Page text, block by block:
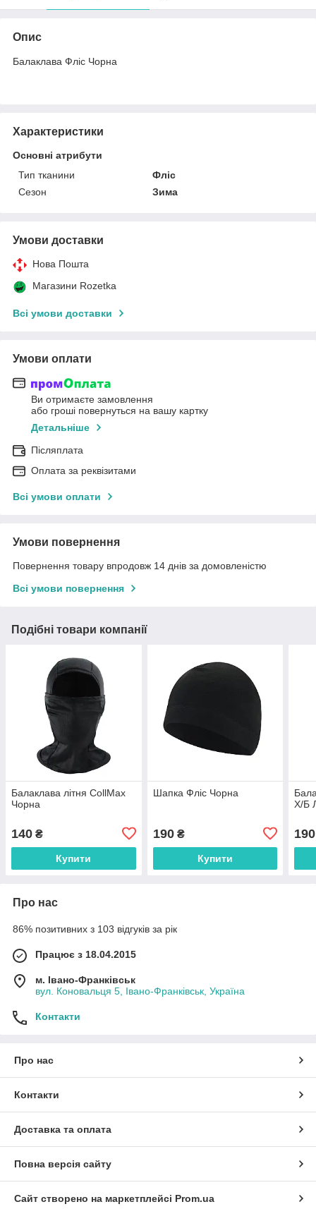
Опис
Балаклава Фліс Чорна
Характеристики
Основні атрибути
Тип тканини
Фліс
Сезон
Зима
Умови доставки
Нова Пошта
Магазини Rozetka
Всі умови доставки
Умови оплати
Ви отримаєте замовлення
або гроші повернуться на вашу картку
Детальніше
Післяплата
Оплата за реквізитами
Всі умови оплати
Умови повернення
Повернення товару впродовж 14 днів за домовленістю
Всі умови повернення
Подібні товари компанії
Балаклава літня CollMax
Чорна
140 ₴
Купити
Шапка Фліс Чорна
190₴
Купити
Х/Б
190
Про нас
86% позитивних з 103 відгуків за рік
Працює з 18.04.2015
м. Івано-Франківськ
вул. Коновальця 5, Івано-Франківськ, Україна
Контакти
Про нас
Контакти
Доставка та оплата
Повна версія сайту
Сайт створено на маркетплейсі Prom.ua